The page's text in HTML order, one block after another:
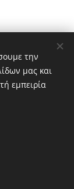
την
μας και
εμπειρία